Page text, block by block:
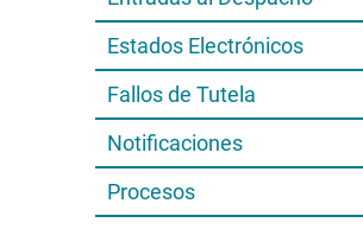
Estados Electrónicos
Fallos de Tutela
Notificaciones
Procesos